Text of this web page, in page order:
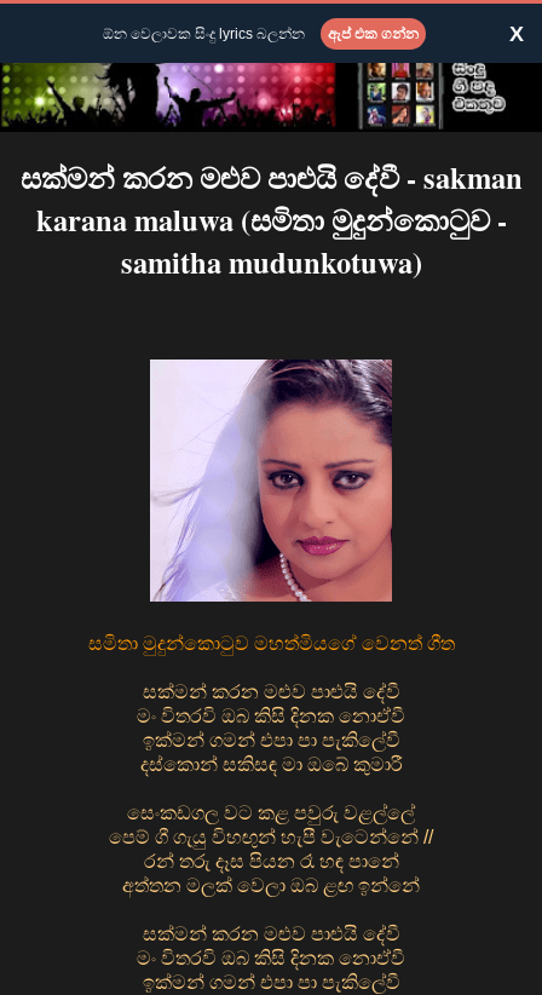
සක්මන් කරන මළුව පාළුයි දේවී - sakman
karana maluwa (සමිතා මුදුන්කොටුව -
samitha mudunkotuwa)
සමිතා මුදුන්කොටුව මහත්මියගේ වෙනත් ගීත
සක්මන් කරන මළුව පාළුයි දේවී
මං විතරවි ඔබ කිසි දිනක නොඒවී
ඉක්මන් ගමන් එපා පා පැකිලේවී
දස්කොන් සකිසඳ මා ඔබේ කුමාරී
සෙංකඩගල වට කළ පවුරු වළල්ලේ
පෙම් ගී ගැයු විහඟුන් හැපී වැටෙන්නේ //
රන් තරු දෑස පියන රෑ හඳ පානේ
අත්තන මලක් වෙලා ඔබ ළඟ ඉන්නේ
සක්මන් කරන මළුව පාළුයි දේවී
මං විතරවි ඔබ කිසි දිනක නොඒවී
ඉක්මන් ගමන් එපා පා පැකිලේවී
ඕන වෙලාවක සිංදු lyrics බලන්න ඇප් එක ගන්න X